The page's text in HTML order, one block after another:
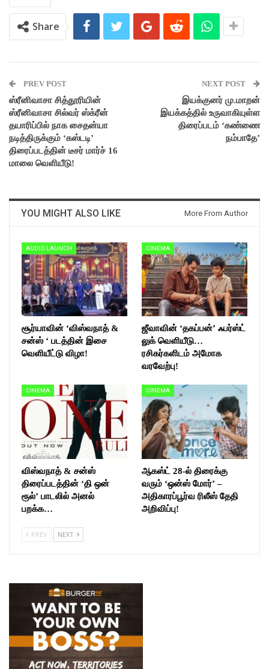
Share
PREV POST
ஸ்ரீனிவாசா சித்தூரியின்
ஸ்ரீனிவாசா சில்வர் ஸ்க்ரீன்
தயாரிப்பில் நாக சைதன்யா
நடித்திருக்கும் ‘கஸ்டடி’
திரைப்படத்தின் டீசர் மார்ச் 16
மாலை வெளியீடு!
NEXT POST
இயக்குனர் மு.மாறன்
இயக்கத்தில் உருவாகியுள்ள
திரைப்படம் ‘கண்ணை
நம்பாதே’
YOU MIGHT ALSO LIKE More From Author
AUDIO LAUNCH
சூர்யாவின் ‘விஸ்வநாத் &
சன்ஸ் ‘ படத்தின் இசை
வெளியீட்டு விழா!
CINEMA
ஜீவாவின் ‘தகப்பன்’ ஃபர்ஸ்ட்
லுக் வெளியீடு…
ரசிகர்களிடம் அமோக
வரவேற்பு!
CINEMA
விஸ்வநாத் & சன்ஸ்
திரைப்படத்தின் ‘தி ஒன்
ரூல்’ பாடலில் அனல்
பறக்க…
CINEMA
ஆகஸ்ட் 28-ல் திரைக்கு
வரும் ‘ஒன்ஸ் மோர்’ –
அதிகாரப்பூர்வ ரிலீஸ் தேதி
அறிவிப்பு!
PREV NEXT